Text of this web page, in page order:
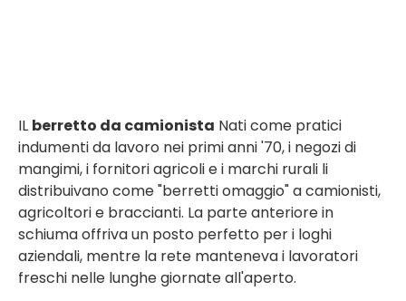
IL berretto da camionista Nati come pratici
indumenti da lavoro nei primi anni '70, i negozi di
mangimi, i fornitori agricoli e i marchi rurali li
distribuivano come "berretti omaggio" a camionisti,
agricoltori e braccianti. La parte anteriore in
schiuma offriva un posto perfetto per i loghi
aziendali, mentre la rete manteneva i lavoratori
freschi nelle lunghe giornate all'aperto.